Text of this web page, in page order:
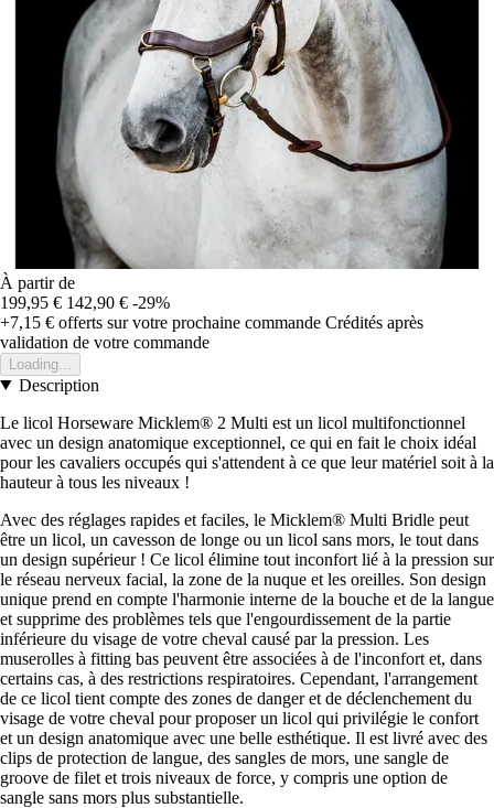
À partir de
199,95 € 142,90 € -29%
+7,15 € offerts sur votre prochaine commande Crédités après
validation de votre commande
Loading...
Description
Le licol Horseware Micklem® 2 Multi est un licol multifonctionnel
avec un design anatomique exceptionnel, ce qui en fait le choix idéal
pour les cavaliers occupés qui s'attendent à ce que leur matériel soit à la
hauteur à tous les niveaux !
Avec des réglages rapides et faciles, le Micklem® Multi Bridle peut
être un licol, un cavesson de longe ou un licol sans mors, le tout dans
un design supérieur ! Ce licol élimine tout inconfort lié à la pression sur
le réseau nerveux facial, la zone de la nuque et les oreilles. Son design
unique prend en compte l'harmonie interne de la bouche et de la langue
et supprime des problèmes tels que l'engourdissement de la partie
inférieure du visage de votre cheval causé par la pression. Les
muserolles à fitting bas peuvent être associées à de l'inconfort et, dans
certains cas, à des restrictions respiratoires. Cependant, l'arrangement
de ce licol tient compte des zones de danger et de déclenchement du
visage de votre cheval pour proposer un licol qui privilégie le confort
et un design anatomique avec une belle esthétique. Il est livré avec des
clips de protection de langue, des sangles de mors, une sangle de
groove de filet et trois niveaux de force, y compris une option de
sangle sans mors plus substantielle.